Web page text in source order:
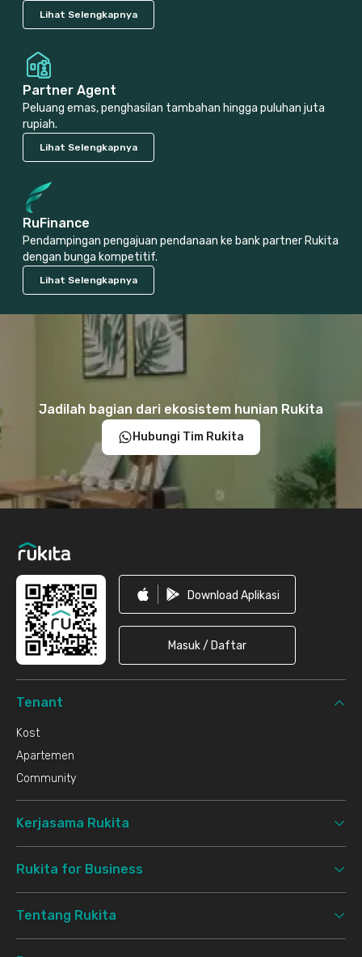
Lihat Selengkapnya
Partner Agent
Peluang emas, penghasilan tambahan hingga puluhan juta
rupiah.
Lihat Selengkapnya
RuFinance
Pendampingan pengajuan pendanaan ke bank partner Rukita
dengan bunga kompetitif.
Lihat Selengkapnya
Jadilah bagian dari ekosistem hunian Rukita
Hubungi Tim Rukita
Download Aplikasi
Masuk / Daftar
Tenant
Kost
Apartemen
Community
Kerjasama Rukita
Rukita for Business
Tentang Rukita